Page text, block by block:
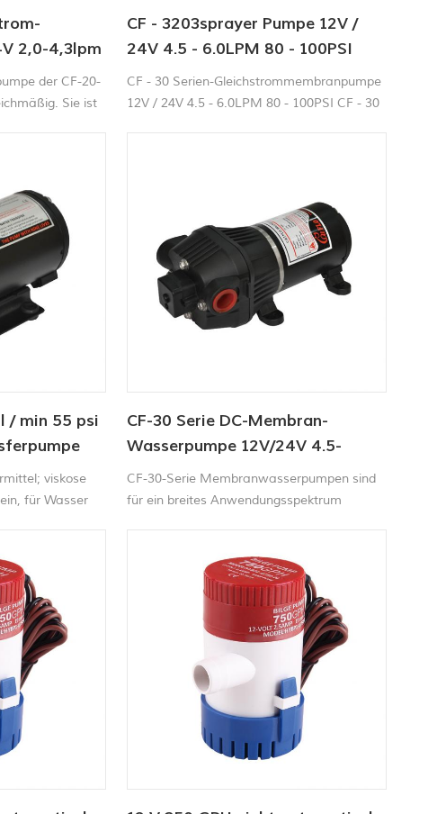
2,0-4,3lpm
der CF-20-
Sie ist
startet und
beim Öffnen
CF - 3203sprayer Pumpe 12V /
24V 4.5 - 6.0LPM 80 - 100PSI
Frischwasserpumpe
CF - 30 Serien-Gleichstrommembranpumpe
12V / 24V 4.5 - 6.0LPM 80 - 100PSI CF - 30
Zirkulation, Filtration und Abgabe. Pumpen
sind selbst - Ansaugung, kann trocken
laufen lassen ohne Schaden und es bietet
bis zu b4
/ min 55 psi
viskose
für Wasser
CF-30 Serie DC-Membran-
Wasserpumpe 12V/24V 4.5-
6.0LPM 80-100PSI
CF-30-Serie Membranwasserpumpen sind
für ein breites Anwendungsspektrum